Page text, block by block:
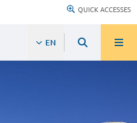
QUICK ACCESSES
EN